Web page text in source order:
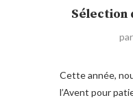
Sélection
Cette année,
l’Avent pour